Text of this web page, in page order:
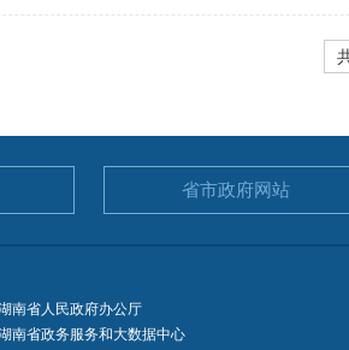
省市政府网站
南省人民政府办公厅
南省政务服务和大数据中心